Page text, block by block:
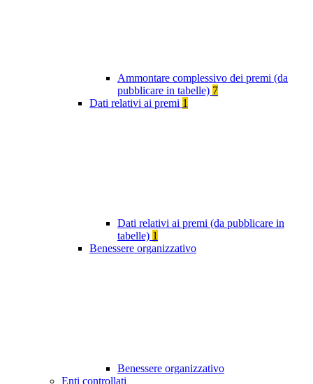
Ammontare complessivo dei premi (da
pubblicare in tabelle) 7
Dati relativi ai premi 1
Dati relativi ai premi (da pubblicare in
tabelle) 1
Benessere organizzativo
Benessere organizzativo
Enti controllati